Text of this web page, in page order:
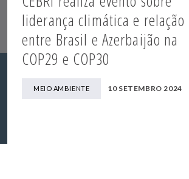
liderança climática e relação
entre Brasil e Azerbaijão na
COP29 e COP30
MEIO AMBIENTE 10 SETEMBRO 2024